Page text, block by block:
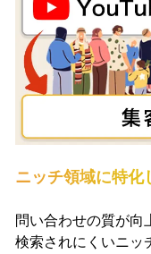
ニッチ領域に特化
問い合わせの質が向
検索されにくいニッ